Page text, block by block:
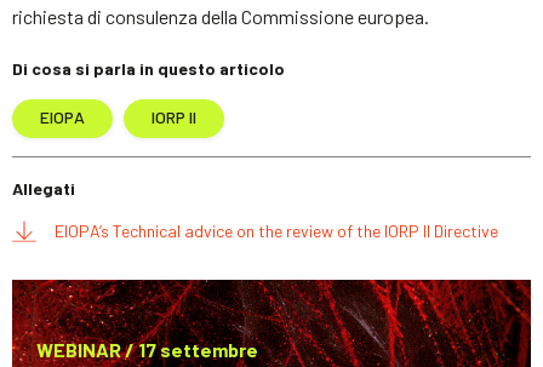
richiesta di consulenza della Commissione europea.
Di cosa si parla in questo articolo
EIOPA IORP II
Allegati
EIOPA’s Technical advice on the review of the IORP II Directive
WEBINAR / 17 settembre